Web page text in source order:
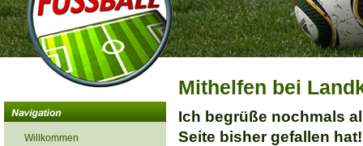
Willkommen
Mithelfen bei
Ich begrüße nochmals
Seite bisher gefallen hat!